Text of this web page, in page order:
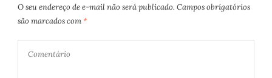
O seu endereço de e-mail não será publicado. Campos obrigatórios
são marcados com *